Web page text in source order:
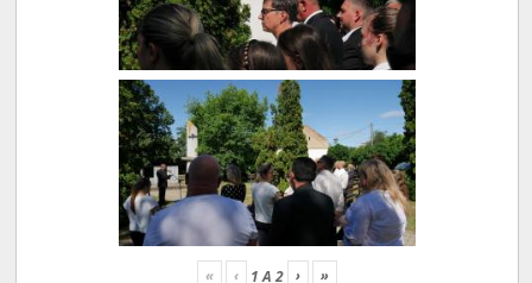
« ‹ 1A2 › »